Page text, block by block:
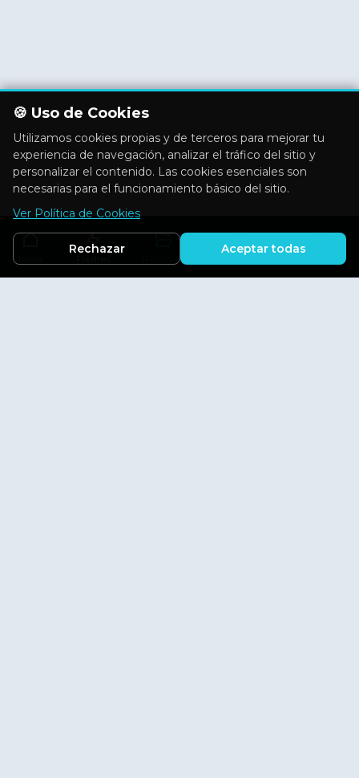
Recursos
🍪 Uso de Cookies
Utilizamos cookies propias y de terceros para mejorar tu
experiencia de navegación, analizar el tráfico del sitio y
personalizar el contenido. Las cookies esenciales son
necesarias para el funcionamiento básico del sitio.
Ver Política de Cookies
Rechazar Aceptar todas